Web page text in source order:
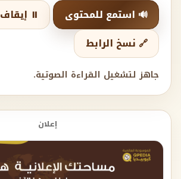
🔊 استمع للمحتوى
⏸️ إيقاف
🔗 نسخ الرابط
جاهز لتشغيل القراءة الصوتية.
إعلان